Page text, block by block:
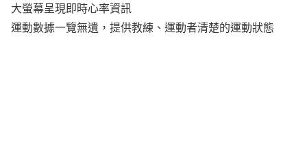
大螢幕呈現即時心率資訊
運動數據一覽無遺，提供教練、運動者清楚的運動狀態